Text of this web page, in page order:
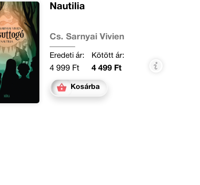
Nautilia
Cs. Sarnyai Vivien
Eredeti ár:
4 999 Ft
Kötött ár:
4 499 Ft
Kosárba